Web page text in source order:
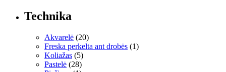
Technika
Akvarelė (20)
Freska perkelta ant drobės (1)
Koliažas (5)
Pastelė (28)